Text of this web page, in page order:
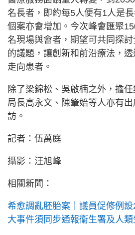
名長者，即約每5人便有1人是
個案亦會增加。今次峰會匯聚
名現場與會者，期望可共同探
的議題，讓創新和前沿療法，
走向患者。
除了梁錦松、吳啟楠之外，擔
局長高永文、陳肇始等人亦有
訪。
記者：伍萬庭
攝影：汪旭峰
相關新聞：
希愈調亂胚胎案｜議員促修例
大事件須同步通報衞生署及人